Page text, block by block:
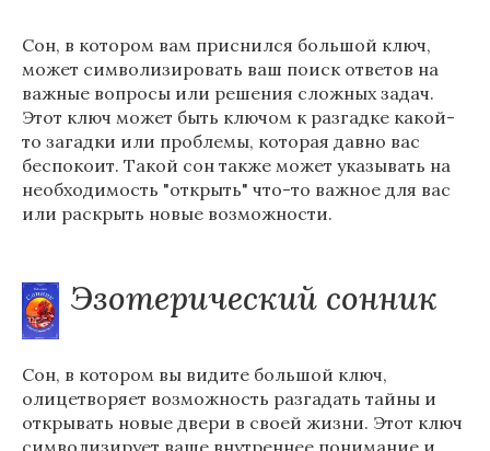
Сон, в котором вам приснился большой ключ,
может символизировать ваш поиск ответов на
важные вопросы или решения сложных задач.
Этот ключ может быть ключом к разгадке какой-
то загадки или проблемы, которая давно вас
беспокоит. Такой сон также может указывать на
необходимость "открыть" что-то важное для вас
или раскрыть новые возможности.
Эзотерический сонник
Сон, в котором вы видите большой ключ,
олицетворяет возможность разгадать тайны и
открывать новые двери в своей жизни. Этот ключ
символизирует ваше внутреннее понимание и